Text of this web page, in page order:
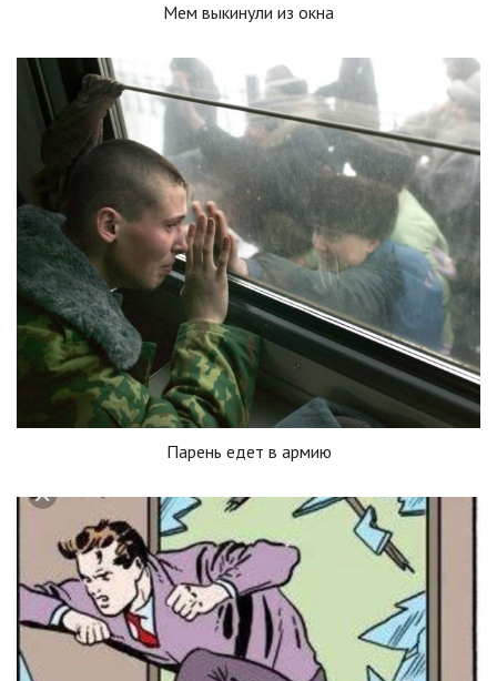
Мем выкинули из окна
Парень едет в армию